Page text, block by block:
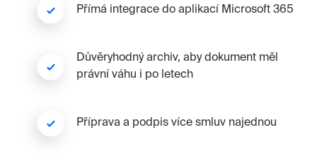
Přímá integrace do aplikací Microsoft 365
Důvěryhodný archiv, aby dokument měl
právní váhu i po letech
Příprava a podpis více smluv najednou